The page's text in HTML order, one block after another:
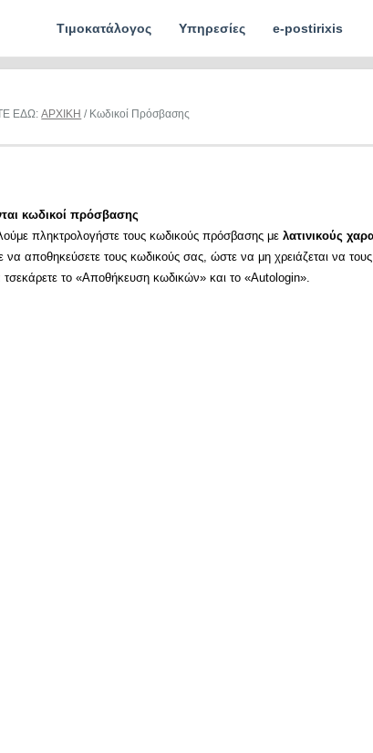
Τιμοκατάλογος Υπηρεσίες e-postirixis
ΕΔΩ:ΑΡΧΙΚΗ / Κωδικοί Πρόσβασης
κωδικοί πρόσβασης
πληκτρολογήστε τους κωδικούς πρόσβασης μελατινικούς
να αποθηκεύσετε τους κωδικούς σας, ώστε να μη χρειάζεται να
τσεκάρετε το «Αποθήκευση κωδικών» και το «Autologin».